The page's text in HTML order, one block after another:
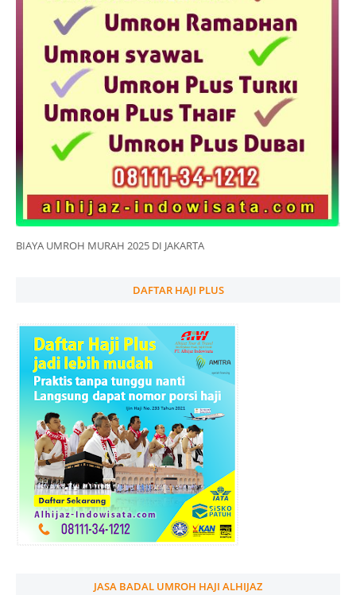
BIAYA UMROH MURAH 2025 DI JAKARTA
DAFTAR HAJI PLUS
JASA BADAL UMROH HAJI ALHIJAZ